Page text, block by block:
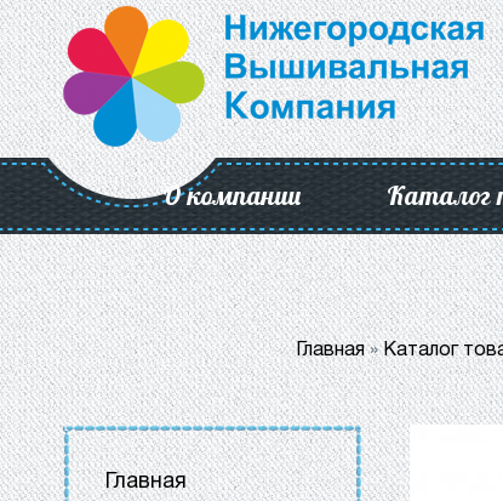
О компании Каталог
Главная»Каталог
Главная